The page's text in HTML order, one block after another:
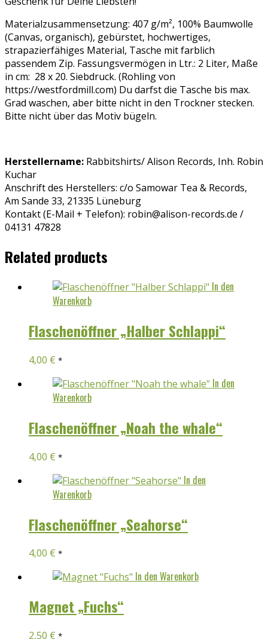
Materialzusammensetzung: 407 g/m², 100% Baumwolle
(Canvas, organisch), gebürstet, hochwertiges,
strapazierfähiges Material, Tasche mit farblich
passendem Zip. Fassungsvermögen in Ltr.: 2 Liter, Maße
in cm: 28 x 20. Siebdruck. (Rohling von
https://westfordmill.com) Du darfst die Tasche bis max.
Grad waschen, aber bitte nicht in den Trockner stecken.
Bitte nicht über das Motiv bügeln.
Herstellername: Rabbitshirts/ Alison Records, Inh. Robin
Kuchar
Anschrift des Herstellers: c/o Samowar Tea & Records,
Am Sande 33, 21335 Lüneburg
Kontakt (E-Mail + Telefon): robin@alison-records.de /
04131 47828
Related products
In den
Warenkorb
Flaschenöffner „Halber Schlappi“
4,00 € *
In den
Warenkorb
Flaschenöffner „Noah the whale“
4,00 € *
In den
Warenkorb
Flaschenöffner „Seahorse“
4,00 € *
In den Warenkorb
Magnet „Fuchs“
2,50 € *